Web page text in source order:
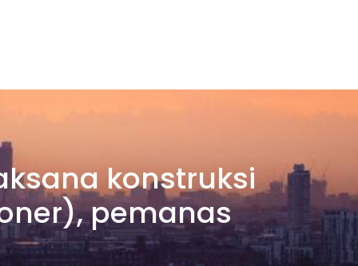
konstruksi
pemanas